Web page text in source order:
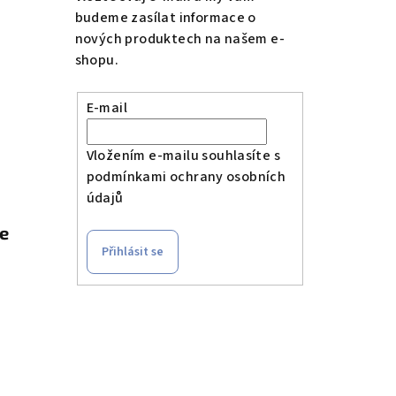
budeme zasílat informace o
nových produktech na našem e-
shopu.
E-mail
Vložením e-mailu souhlasíte s
podmínkami ochrany osobních
údajů
Přihlásit se